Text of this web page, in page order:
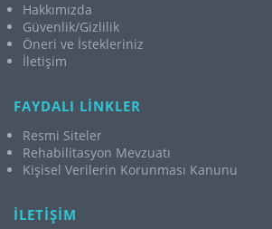
Hakkımızda
Güvenlik/Gizlilik
Öneri ve İstekleriniz
İletişim
FAYDALI LİNKLER
Resmi Siteler
Rehabilitasyon Mevzuatı
Kişisel Verilerin Korunması Kanunu
İLETİŞİM